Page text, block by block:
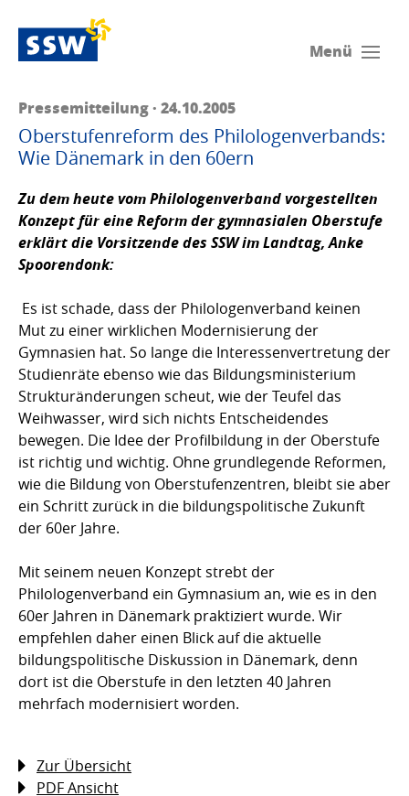
Menü
Pressemitteilung · 24.10.2005
Oberstufenreform des Philologenverbands:
Wie Dänemark in den 60ern
Zu dem heute vom Philologenverband vorgestellten
Konzept für eine Reform der gymnasialen Oberstufe
erklärt die Vorsitzende des SSW im Landtag,Anke
Spoorendonk:
Es ist schade, dass der Philologenverband keinen
Mut zu einer wirklichen Modernisierung der
Gymnasien hat. So lange die Interessenvertretung der
Studienräte ebenso wie das Bildungsministerium
Strukturänderungen scheut, wie der Teufel das
Weihwasser, wird sich nichts Entscheidendes
bewegen. Die Idee der Profilbildung in der Oberstufe
ist richtig und wichtig. Ohne grundlegende Reformen,
wie die Bildung von Oberstufenzentren, bleibt sie aber
ein Schritt zurück in die bildungspolitische Zukunft
der 60er Jahre.
Mit seinem neuen Konzept strebt der
Philologenverband ein Gymnasium an, wie es in den
60er Jahren in Dänemark praktiziert wurde. Wir
empfehlen daher einen Blick auf die aktuelle
bildungspolitische Diskussion in Dänemark, denn
dort ist die Oberstufe in den letzten 40 Jahren
mehrfach modernisiert worden.
Zur Übersicht
PDF Ansicht